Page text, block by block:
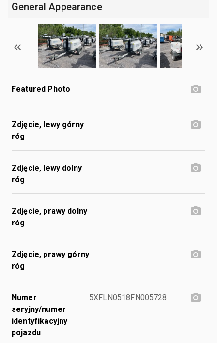
General Appearance
Featured Photo
Zdjęcie, lewy górny
róg
Zdjęcie, lewy dolny
róg
Zdjęcie, prawy dolny
róg
Zdjęcie, prawy górny
róg
Numer
seryjny/numer
identyfikacyjny
pojazdu
5XFLN0518FN005728